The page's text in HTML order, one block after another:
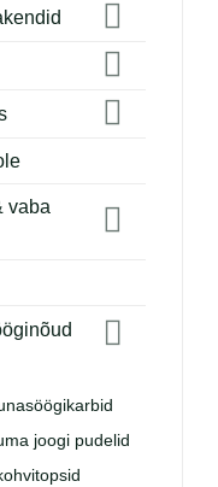
vaba
joogi pudelid